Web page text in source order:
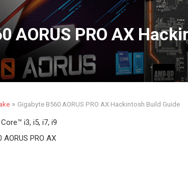
AORUS PRO AX
» Gigabyte B560 AORUS PRO AX Hackintosh Build Guide
Core™ i3, i5, i7, i9
AORUS PRO AX